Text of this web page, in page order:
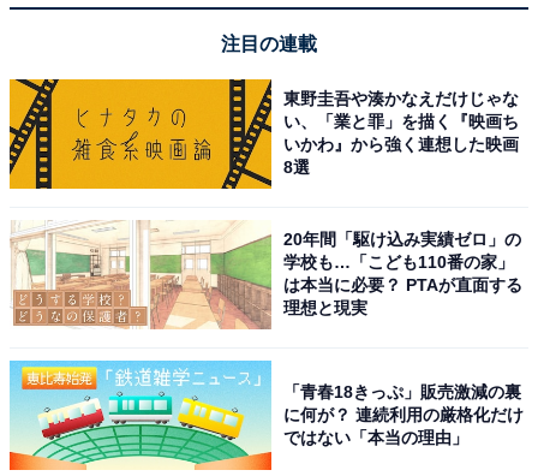
注目の連載
東野圭吾や湊かなえだけじゃな
い、「業と罪」を描く『映画ち
いかわ』から強く連想した映画
8選
20年間「駆け込み実績ゼロ」の
学校も…「こども110番の家」
は本当に必要？ PTAが直面する
理想と現実
「青春18きっぷ」販売激減の裏
に何が？ 連続利用の厳格化だけ
ではない「本当の理由」